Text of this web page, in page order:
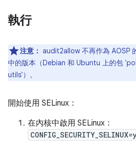
執行
注意： audit2allow 不再作為 AOSP
中的版本（Debian 和 Ubuntu 上的包
utils'）。
開始使用 SELinux：
在內核中啟用 SELinux：